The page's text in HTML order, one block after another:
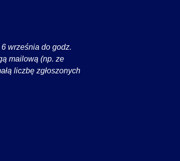
września do godz.
mailową (np. ze
liczbę zgłoszonych